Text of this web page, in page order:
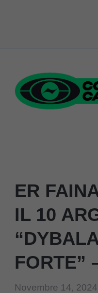
contenuto
ER
IL 10
FORTE”
Novembre 14, 2024